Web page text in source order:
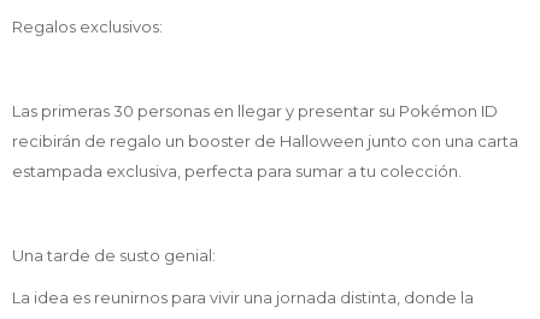
Regalos exclusivos:
Las primeras 30 personas en llegar y presentar su Pokémon ID
recibirán de regalo un booster de Halloween junto con una carta
estampada exclusiva, perfecta para sumar a tu colección.
Una tarde de susto genial:
La idea es reunirnos para vivir una jornada distinta, donde la